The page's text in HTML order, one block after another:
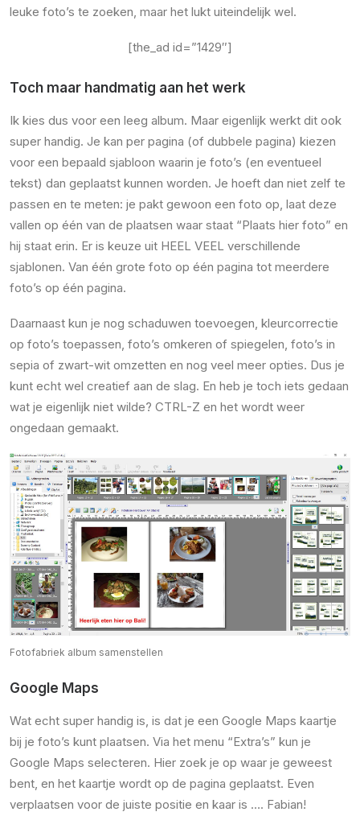
leuke foto’s te zoeken, maar het lukt uiteindelijk wel.
[the_ad id=”1429″]
Toch maar handmatig aan het werk
Ik kies dus voor een leeg album. Maar eigenlijk werkt dit ook
super handig. Je kan per pagina (of dubbele pagina) kiezen
voor een bepaald sjabloon waarin je foto’s (en eventueel
tekst) dan geplaatst kunnen worden. Je hoeft dan niet zelf te
passen en te meten: je pakt gewoon een foto op, laat deze
vallen op één van de plaatsen waar staat “Plaats hier foto” en
hij staat erin. Er is keuze uit HEEL VEEL verschillende
sjablonen. Van één grote foto op één pagina tot meerdere
foto’s op één pagina.
Daarnaast kun je nog schaduwen toevoegen, kleurcorrectie
op foto’s toepassen, foto’s omkeren of spiegelen, foto’s in
sepia of zwart-wit omzetten en nog veel meer opties. Dus je
kunt echt wel creatief aan de slag. En heb je toch iets gedaan
wat je eigenlijk niet wilde? CTRL-Z en het wordt weer
ongedaan gemaakt.
Fotofabriek album samenstellen
Google Maps
Wat echt super handig is, is dat je een Google Maps kaartje
bij je foto’s kunt plaatsen. Via het menu “Extra’s” kun je
Google Maps selecteren. Hier zoek je op waar je geweest
bent, en het kaartje wordt op de pagina geplaatst. Even
verplaatsen voor de juiste positie en kaar is …. Fabian!